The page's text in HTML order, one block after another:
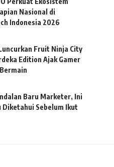
Nasional di
Indonesia 2026
Fruit Ninja City
Edition Ajak Gamer
Baru Marketer, Ini
Diketahui Sebelum Ikut